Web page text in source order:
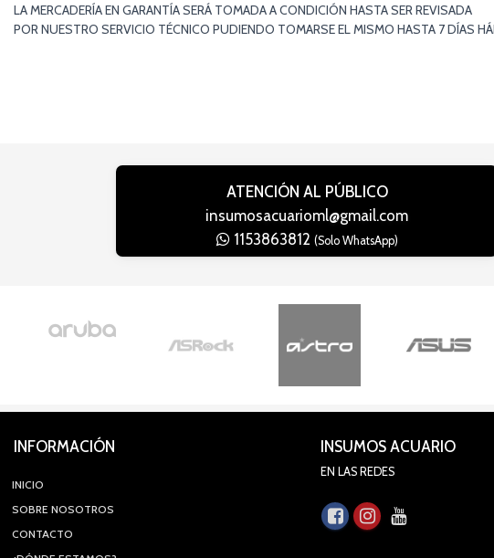
LA MERCADERÍA EN GARANTÍA SERÁ TOMADA A CONDICIÓN HASTA SER REVISADA
POR NUESTRO SERVICIO TÉCNICO PUDIENDO TOMARSE EL MISMO HASTA 7 DÍAS
ATENCIÓN AL PÚBLICO
insumosacuarioml@gmail.com
1153863812 (Solo WhatsApp)
INFORMACIÓN
INICIO
SOBRE NOSOTROS
CONTACTO
INSUMOS ACUARIO
EN LAS REDES